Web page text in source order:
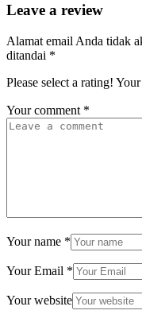
Leave a review
Alamat email Anda tidak
ditandai *
Please select a rating!
Your comment *
Your name *
Your Email *
Your website